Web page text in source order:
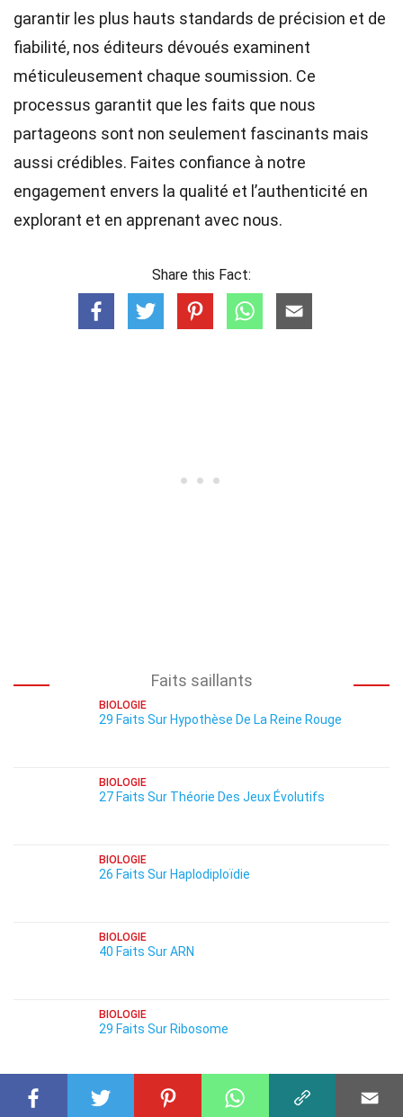
garantir les plus hauts standards de précision et de
fiabilité, nos éditeurs dévoués examinent
méticuleusement chaque soumission. Ce
processus garantit que les faits que nous
partageons sont non seulement fascinants mais
aussi crédibles. Faites confiance à notre
engagement envers la qualité et l’authenticité en
explorant et en apprenant avec nous.
Share this Fact:
Faits saillants
BIOLOGIE
29 Faits Sur Hypothèse De La Reine Rouge
BIOLOGIE
27 Faits Sur Théorie Des Jeux Évolutifs
BIOLOGIE
26 Faits Sur Haplodiploïdie
BIOLOGIE
40 Faits Sur ARN
BIOLOGIE
29 Faits Sur Ribosome
BIOLOGIE
26 Faits Sur Réticulum Endoplasmique